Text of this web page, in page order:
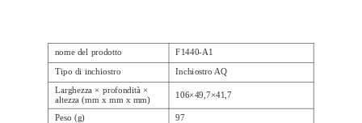
nome del prodotto
F1440-A1
Tipo di inchiostro
Inchiostro AQ
Larghezza × profondità ×
altezza (mm x mm x mm)
106×49,7×41,7
Peso (g)
97